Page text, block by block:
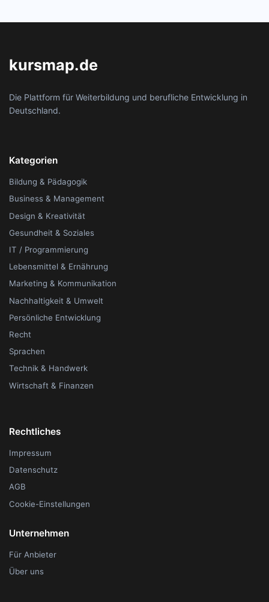
kursmap.de
Die Plattform für Weiterbildung und berufliche Entwicklung in
Deutschland.
Kategorien
Bildung & Pädagogik
Business & Management
Design & Kreativität
Gesundheit & Soziales
IT / Programmierung
Lebensmittel & Ernährung
Marketing & Kommunikation
Nachhaltigkeit & Umwelt
Persönliche Entwicklung
Recht
Sprachen
Technik & Handwerk
Wirtschaft & Finanzen
Rechtliches
Impressum
Datenschutz
AGB
Cookie-Einstellungen
Unternehmen
Für Anbieter
Über uns